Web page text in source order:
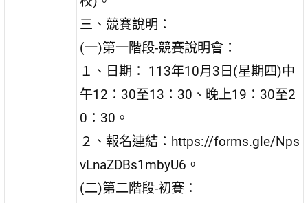
三、競賽說明：
(一)第一階段-競賽說明會：
１、日期： 113年10月3日(星期四)中
午12：30至13：30、晚上19：30至2
0：30。
２、報名連結：https://forms.gle/Nps
vLnaZDBs1mbyU6。
(二)第二階段-初賽：